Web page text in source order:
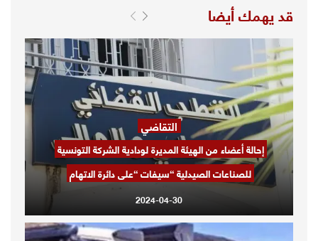
قد يهمك أيضا
التقاضي
إحالة أعضاء من الهيئة المديرة لودادية الشركة التونسية
للصناعات الصيدلية “سيفات “على دائرة الاتهام
2024-04-30